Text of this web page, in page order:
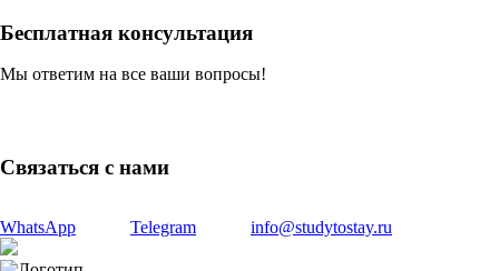
Бесплатная консультация
Мы ответим на все ваши вопросы!
Связаться с нами
WhatsApp Telegram info@studytostay.ru